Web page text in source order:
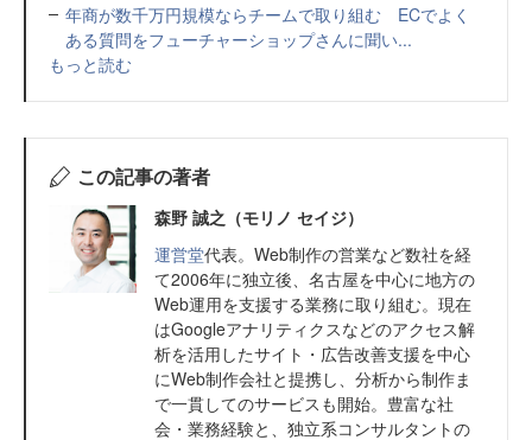
年商が数千万円規模ならチームで取り組む ECでよく
ある質問をフューチャーショップさんに聞い...
もっと読む
この記事の著者
森野 誠之（モリノ セイジ）
運営堂代表。Web制作の営業など数社を経
て2006年に独立後、名古屋を中心に地方の
Web運用を支援する業務に取り組む。現在
はGoogleアナリティクスなどのアクセス解
析を活用したサイト・広告改善支援を中心
にWeb制作会社と提携し、分析から制作ま
で一貫してのサービスも開始。豊富な社
会・業務経験と、独立系コンサルタントの